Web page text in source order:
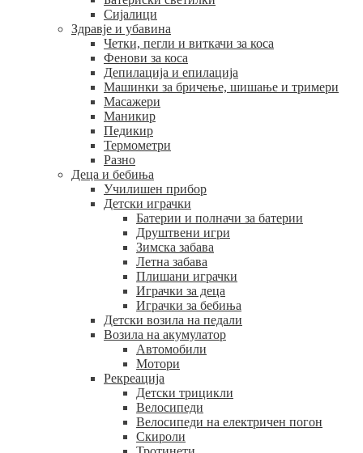
Сијалици
Здравје и убавина
Четки, пегли и виткачи за коса
Фенови за коса
Депилација и епилација
Машинки за бричење, шишање и тримери
Масажери
Маникир
Педикир
Термометри
Разно
Деца и бебиња
Училишен прибор
Детски играчки
Батерии и полначи за батерии
Друштвени игри
Зимска забава
Летна забава
Плишани играчки
Играчки за деца
Играчки за бебиња
Детски возила на педали
Возила на акумулатор
Автомобили
Мотори
Рекреација
Детски трицикли
Велосипеди
Велосипеди на електричен погон
Скироли